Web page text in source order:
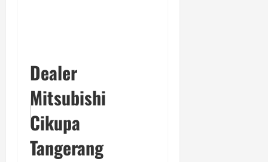
Dealer
Mitsubishi
Cikupa
Tangerang